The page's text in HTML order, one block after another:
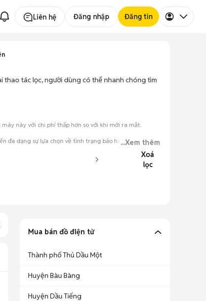
Liên hệ Đăng nhập Đăng tin
thao tác lọc, người dùng có thể nhanh chóng tìm
này với chi phí thấp hơn so với khi mới ra mắt.
đa dạng sự lựa chọn về tình trạng bảo hành, hình thức
chung.
...Xem thêm
Xoá
lọc
Mua bán đồ điện tử
Thành phố Thủ Dầu Một
Huyện Bàu Bàng
Huyện Dầu Tiếng